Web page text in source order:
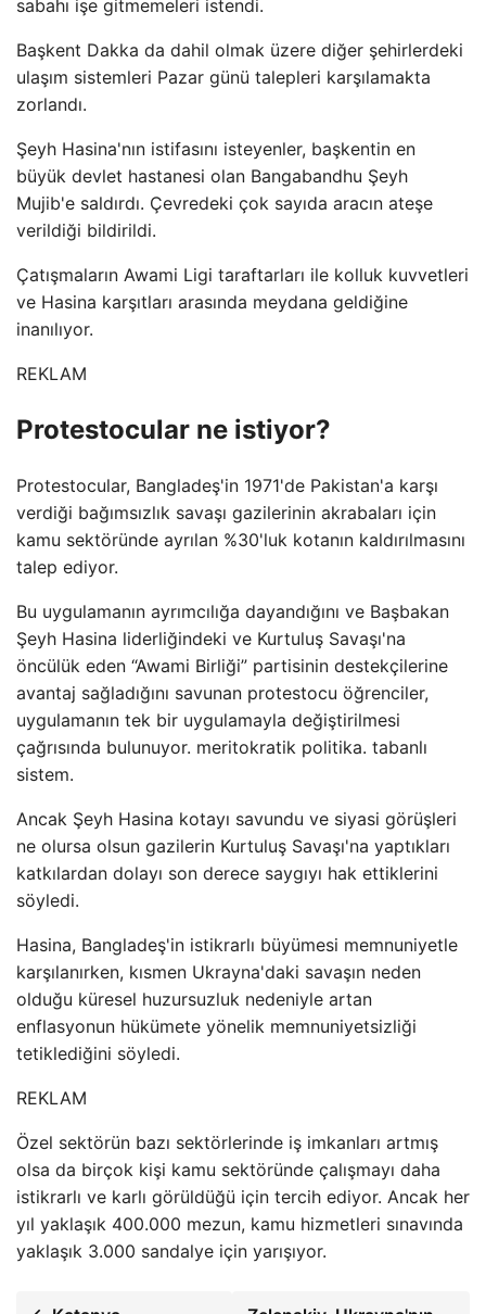
sabahı işe gitmemeleri istendi.
Başkent Dakka da dahil olmak üzere diğer şehirlerdeki
ulaşım sistemleri Pazar günü talepleri karşılamakta
zorlandı.
Şeyh Hasina'nın istifasını isteyenler, başkentin en
büyük devlet hastanesi olan Bangabandhu Şeyh
Mujib'e saldırdı. Çevredeki çok sayıda aracın ateşe
verildiği bildirildi.
Çatışmaların Awami Ligi taraftarları ile kolluk kuvvetleri
ve Hasina karşıtları arasında meydana geldiğine
inanılıyor.
REKLAM
Protestocular ne istiyor?
Protestocular, Bangladeş'in 1971'de Pakistan'a karşı
verdiği bağımsızlık savaşı gazilerinin akrabaları için
kamu sektöründe ayrılan %30'luk kotanın kaldırılmasını
talep ediyor.
Bu uygulamanın ayrımcılığa dayandığını ve Başbakan
Şeyh Hasina liderliğindeki ve Kurtuluş Savaşı'na
öncülük eden “Awami Birliği” partisinin destekçilerine
avantaj sağladığını savunan protestocu öğrenciler,
uygulamanın tek bir uygulamayla değiştirilmesi
çağrısında bulunuyor. meritokratik politika. tabanlı
sistem.
Ancak Şeyh Hasina kotayı savundu ve siyasi görüşleri
ne olursa olsun gazilerin Kurtuluş Savaşı'na yaptıkları
katkılardan dolayı son derece saygıyı hak ettiklerini
söyledi.
Hasina, Bangladeş'in istikrarlı büyümesi memnuniyetle
karşılanırken, kısmen Ukrayna'daki savaşın neden
olduğu küresel huzursuzluk nedeniyle artan
enflasyonun hükümete yönelik memnuniyetsizliği
tetiklediğini söyledi.
REKLAM
Özel sektörün bazı sektörlerinde iş imkanları artmış
olsa da birçok kişi kamu sektöründe çalışmayı daha
istikrarlı ve karlı görüldüğü için tercih ediyor. Ancak her
yıl yaklaşık 400.000 mezun, kamu hizmetleri sınavında
yaklaşık 3.000 sandalye için yarışıyor.